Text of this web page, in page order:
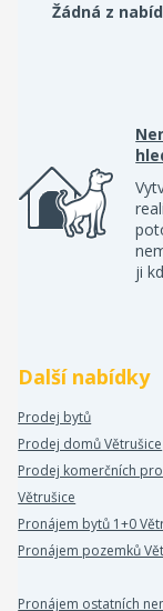
Žádná z
ji
Další nabídky
Prodej bytů
Prodej domů Větrušice
Prodej komerčních
Větrušice
Pronájem bytů 1+0
Pronájem pozemků
Pronájem ostatních